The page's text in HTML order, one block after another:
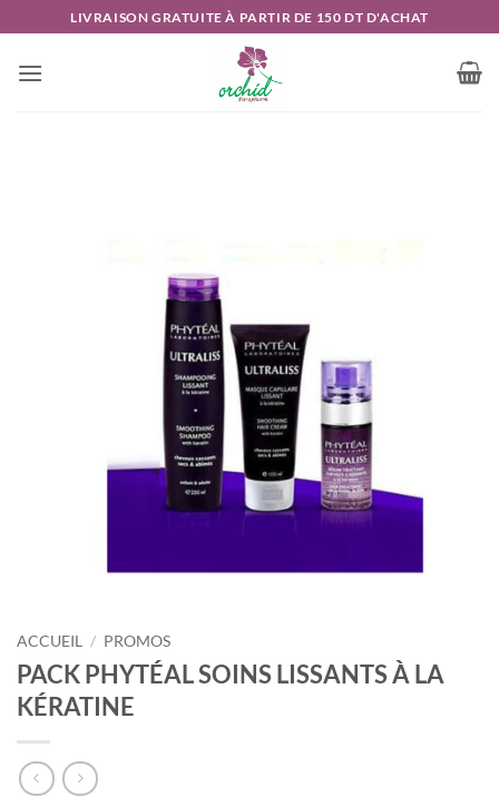
au
contenu
LIVRAISON GRATUITE À PARTIR DE 150 DT D'ACHAT
ACCUEIL / PROMOS
PACK PHYTÉAL SOINS LISSANTS À LA
KÉRATINE